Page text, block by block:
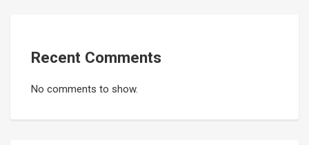
Recent Comments
No comments to show.